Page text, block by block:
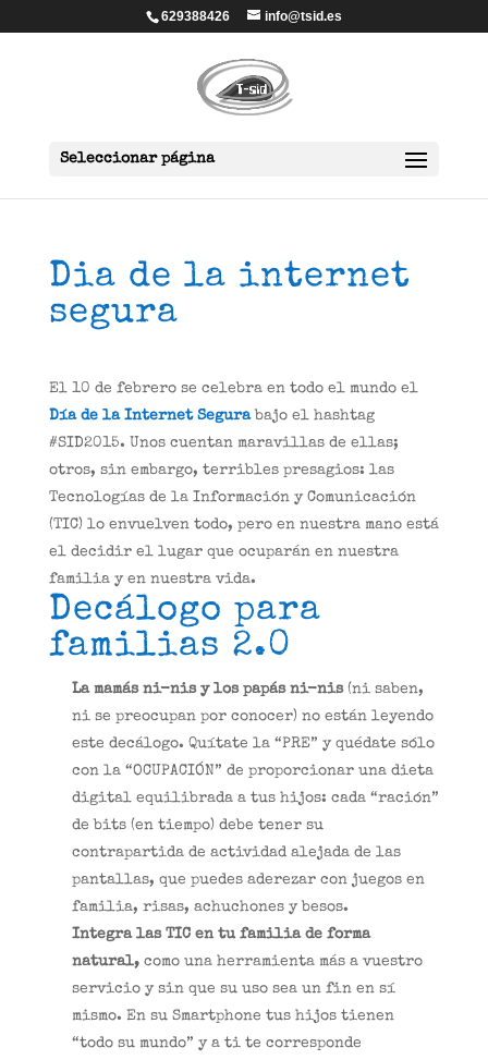
629388426 info@tsid.es
Seleccionar página
Dia de la internet
segura
El 10 de febrero se celebra en todo el mundo el
Día de la Internet Segurabajo el hashtag
#SID2015. Unos cuentan maravillas de ellas;
otros, sin embargo, terribles presagios: las
Tecnologías de la Información y Comunicación
(TIC) lo envuelven todo, pero en nuestra mano está
el decidir el lugar que ocuparán en nuestra
familia y en nuestra vida.
Decálogo para
familias 2.0
La mamás ni-nis y los papás ni-nis(ni saben,
ni se preocupan por conocer) no están leyendo
este decálogo. Quítate la “PRE” y quédate sólo
con la “OCUPACIÓN” de proporcionar una dieta
digital equilibrada a tus hijos: cada “ración”
de bits (en tiempo) debe tener su
contrapartida de actividad alejada de las
pantallas, que puedes aderezar con juegos en
familia, risas, achuchones y besos.
Integra las TIC en tu familia de forma
natural, como una herramienta más a vuestro
servicio y sin que su uso sea un fin en sí
mismo. En su Smartphone tus hijos tienen
“todo su mundo” y a ti te corresponde